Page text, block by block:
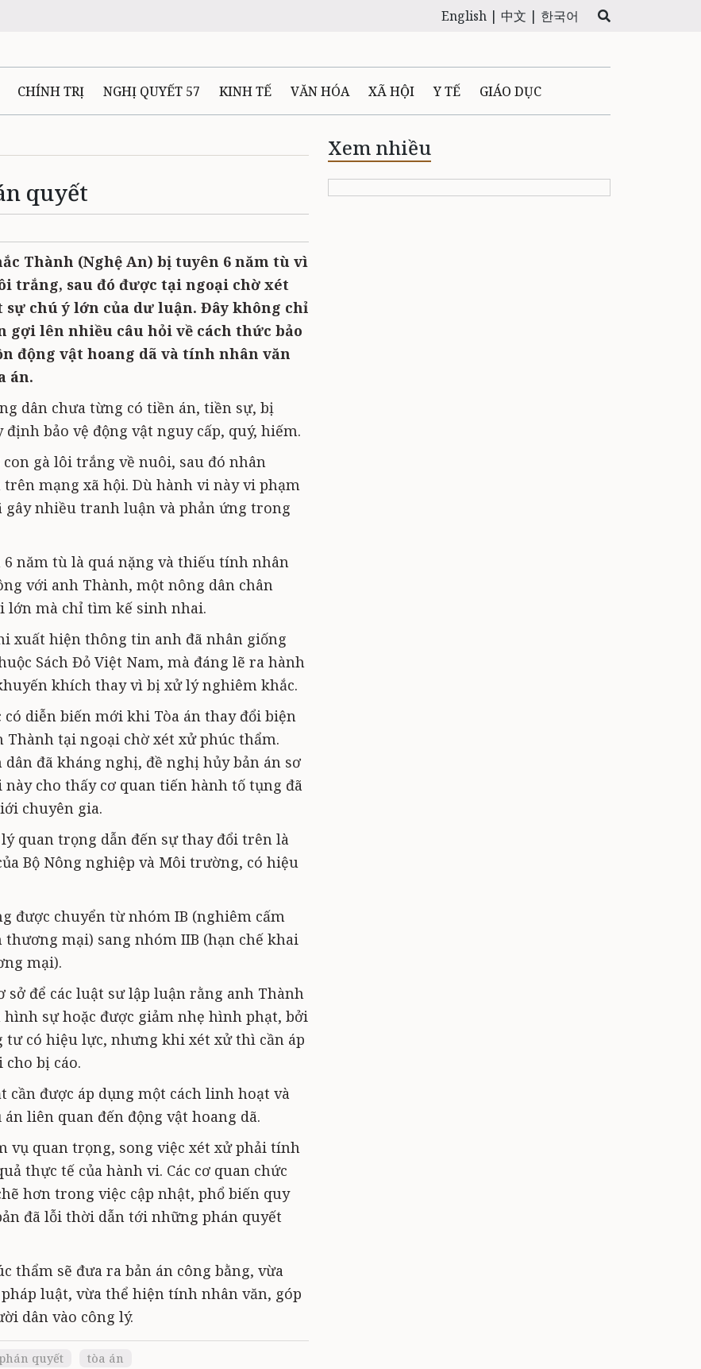
English | 中文 | 한국어
CHÍNH TRỊ NGHỊ QUYẾT 57 KINH TẾ VĂN HÓA XÃ HỘI Y TẾ GIÁO DỤC
Ô TÔ - XE MÁY PHÁP LUẬT
NGUYÊN - MÔI TRƯỜNG
NGUYÊN
quyết
Thành (Nghệ An) bị tuyên 6 năm tù vì
trắng, sau đó được tại ngoại chờ xét
chú ý lớn của dư luận. Đây không chỉ
gợi lên nhiều câu hỏi về cách thức bảo
động vật hoang dã và tính nhân văn
án.
dân chưa từng có tiền án, tiền sự, bị
bảo vệ động vật nguy cấp, quý, hiếm.
gà lôi trắng về nuôi, sau đó nhân
mạng xã hội. Dù hành vi này vi phạm
gây nhiều tranh luận và phản ứng trong
năm tù là quá nặng và thiếu tính nhân
với anh Thành, một nông dân chân
lớn mà chỉ tìm kế sinh nhai.
xuất hiện thông tin anh đã nhân giống
Sách Đỏ Việt Nam, mà đáng lẽ ra hành
khích thay vì bị xử lý nghiêm khắc.
có diễn biến mới khi Tòa án thay đổi biện
Thành tại ngoại chờ xét xử phúc thẩm.
đã kháng nghị, đề nghị hủy bản án sơ
cho thấy cơ quan tiến hành tố tụng đã
chuyên gia.
quan trọng dẫn đến sự thay đổi trên là
Bộ Nông nghiệp và Môi trường, có hiệu
được chuyển từ nhóm IB (nghiêm cấm
mại) sang nhóm IIB (hạn chế khai
mại).
để các luật sư lập luận rằng anh Thành
sự hoặc được giảm nhẹ hình phạt, bởi
có hiệu lực, nhưng khi xét xử thì cần áp
bị cáo.
cần được áp dụng một cách linh hoạt và
liên quan đến động vật hoang dã.
vụ quan trọng, song việc xét xử phải tính
thực tế của hành vi. Các cơ quan chức
hơn trong việc cập nhật, phổ biến quy
đã lỗi thời dẫn tới những phán quyết
thẩm sẽ đưa ra bản án công bằng, vừa
luật, vừa thể hiện tính nhân văn, góp
dân vào công lý.
phán quyết tòa án
Xem nhiều